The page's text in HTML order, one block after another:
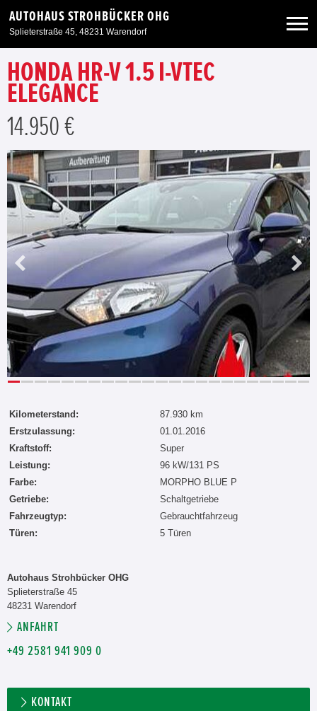
AUTOHAUS STROHBÜCKER OHG
Splieterstraße 45, 48231 Warendorf
Neuwagen
Angebote
Service & Zubehör
Unser Autohaus
HONDA HR-V 1.5 I-VTEC
ELEGANCE
14.950 €
Kilometerstand:
87.930 km
Erstzulassung:
01.01.2016
Kraftstoff:
Super
Leistung:
96 kW/131 PS
Farbe:
MORPHO BLUE P
Getriebe:
Schaltgetriebe
Fahrzeugtyp:
Gebrauchtfahrzeug
Türen:
5 Türen
Autohaus Strohbücker OHG
Splieterstraße 45
48231 Warendorf
ANFAHRT
+49 2581 941 909 0
KONTAKT